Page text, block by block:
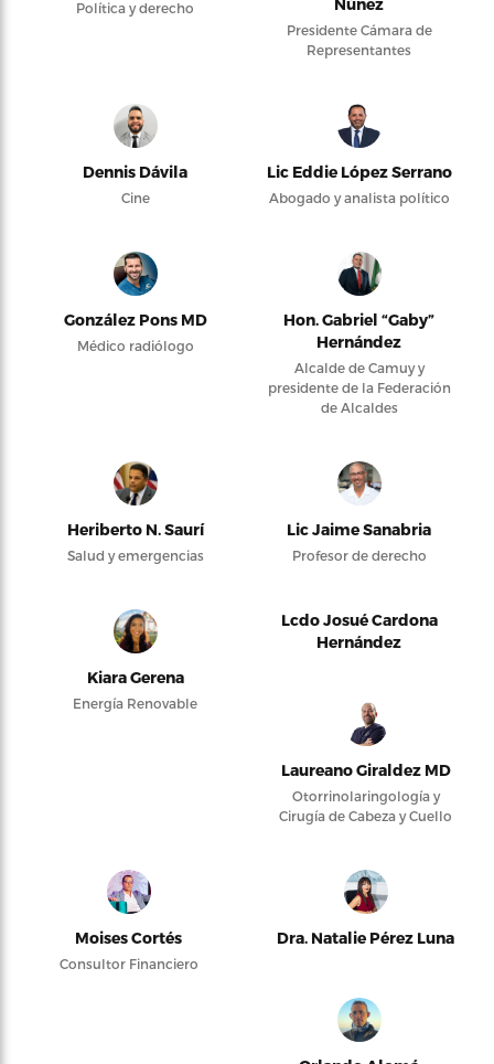
Política y derecho
Presidente Cámara de
Representantes
Dennis Dávila
Cine
Lic Eddie López Serrano
Abogado y analista político
González Pons MD
Médico radiólogo
Hon. Gabriel “Gaby”
Hernández
Alcalde de Camuy y
presidente de la Federación
de Alcaldes
Heriberto N. Saurí
Salud y emergencias
Lic Jaime Sanabria
Profesor de derecho
Kiara Gerena
Energía Renovable
Lcdo Josué Cardona
Hernández
Laureano Giraldez MD
Otorrinolaringología y
Cirugía de Cabeza y Cuello
Moises Cortés
Consultor Financiero
Dra. Natalie Pérez Luna